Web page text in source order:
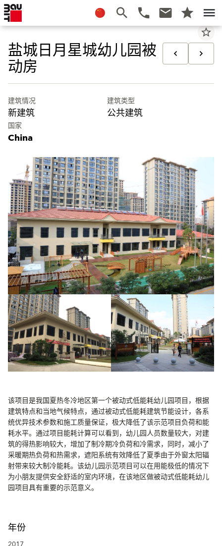
star_border
盐城日月星城幼儿园被
动房
建筑情况
新建筑
建筑类型
公共建筑
国家
China
该项目是我国夏热冬冷地区第一个被动式低能耗幼儿园项目，根据
建筑特点和当地气候特点，通过被动式低能耗建筑节能设计，各系
统优异技术参数和施工质量保证，极大降低了该示范项目负荷和能
耗水平。通过项目能耗计算可以看到，幼儿园人员数量较大，对建
筑的得热影响较大，增加了制冷期冷负荷和冷需求，同时，减小了
采暖期热负荷和热需求，遮阳系统有效降低了夏季由于外窗太阳辐
射带来较大制冷能耗。该幼儿园示范项目可以在用能极低的情况下
为小朋友提供安全舒适的室内环境，在该地区做被动式低能耗幼儿
园项目具有重要的示范意义。
年份